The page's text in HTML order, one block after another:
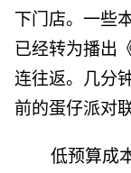
下门店。一些
已经转为播出
连往返。几分
前的蛋仔派对
低预算成